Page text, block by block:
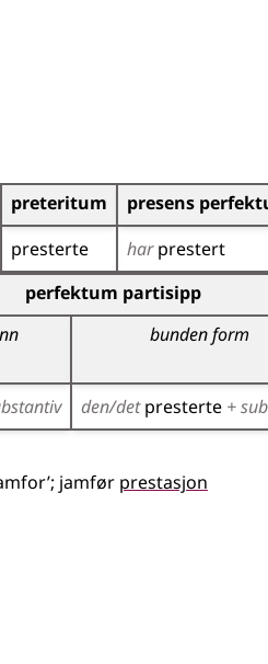
preteritum presens
presterte harprestert
perfektum partisipp
bunden form
den/detpresterte +
; jamfør prestasjon